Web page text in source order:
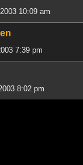
10:09 am
7:39 pm
8:02 pm